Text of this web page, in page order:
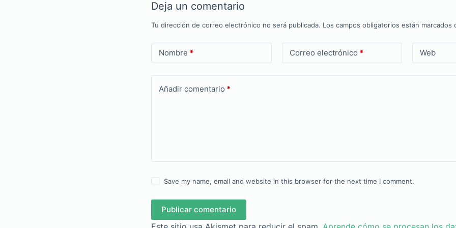
Deja un comentario
Tu dirección de correo electrónico no será publicada. Los campos obligatorios están marcados
Nombre * Correo electrónico * Web
Añadir comentario *
Save my name, email and website in this browser for the next time I comment.
Publicar comentario